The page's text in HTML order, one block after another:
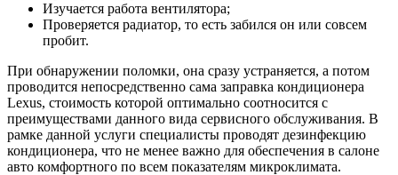
Изучается работа вентилятора;
Проверяется радиатор, то есть забился он или совсем
пробит.
При обнаружении поломки, она сразу устраняется, а потом
проводится непосредственно сама заправка кондиционера
Lexus, стоимость которой оптимально соотносится с
преимуществами данного вида сервисного обслуживания. В
рамке данной услуги специалисты проводят дезинфекцию
кондиционера, что не менее важно для обеспечения в салоне
авто комфортного по всем показателям микроклимата.